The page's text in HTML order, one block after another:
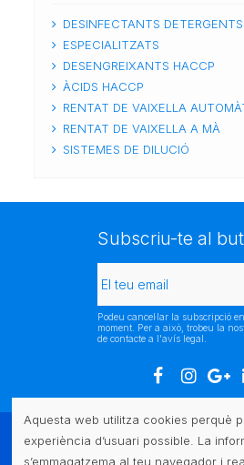
DESINFECTANTS
ESPECIALITZATS
DESENGREIXANTS HACCP
ÀCIDS HACCP
RENTAT DE VAIXELLA
RENTAT DE VAIXELLA A MÀ
SISTEMES DE DILUCIÓ
Subscriu-te al
Podeu cancel·lar la subscripció
moment. Per a això, trobeu la
de contacte a l'avís legal.
Atenció al client
Aquesta web utilitza cookies perquè
experiència d’usuari possible. La
s’emmagatzema al teu navegador i